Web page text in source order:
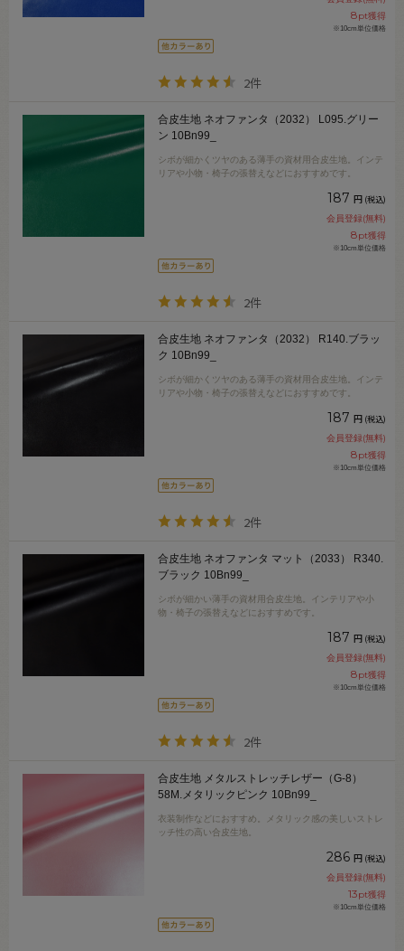
8pt獲得
※10cm単位価格
2件
合皮生地 ネオファンタ（2032） L095.グリー
ン 10Bn99_
シボが細かくツヤのある薄手の資材用合皮生地。インテ
リアや小物・椅子の張替えなどにおすすめです。
187 円 (税込)
会員登録(無料)
8pt獲得
※10cm単位価格
2件
合皮生地 ネオファンタ（2032） R140.ブラッ
ク 10Bn99_
シボが細かくツヤのある薄手の資材用合皮生地。インテ
リアや小物・椅子の張替えなどにおすすめです。
187 円 (税込)
会員登録(無料)
8pt獲得
※10cm単位価格
2件
合皮生地 ネオファンタ マット（2033） R340.
ブラック 10Bn99_
シボが細かい薄手の資材用合皮生地。インテリアや小
物・椅子の張替えなどにおすすめです。
187 円 (税込)
会員登録(無料)
8pt獲得
※10cm単位価格
2件
合皮生地 メタルストレッチレザー（G-8）
58M.メタリックピンク 10Bn99_
衣装制作などにおすすめ。メタリック感の美しいストレ
ッチ性の高い合皮生地。
286 円 (税込)
会員登録(無料)
13pt獲得
※10cm単位価格